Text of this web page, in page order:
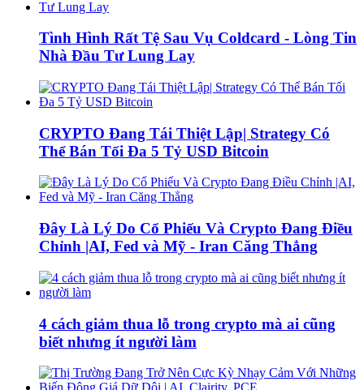
Tình Hình Rất Tệ Sau Vụ Coldcard - Lòng Tin
Nhà Đầu Tư Lung Lay
CRYPTO Đang Tái Thiệt Lập| Strategy Có
Thể Bán Tối Đa 5 Tỷ USD Bitcoin
Đây Là Lý Do Cổ Phiếu Và Crypto Đang Điều
Chỉnh |AI, Fed và Mỹ - Iran Căng Thẳng
4 cách giảm thua lỗ trong crypto mà ai cũng
biết nhưng ít người làm